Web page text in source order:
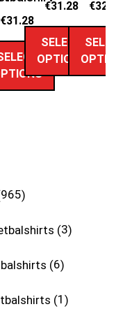
€31.28
€31.28
SELECT
OPTIONS
€32.89
SELECT
OPTIONS
965
3
6
1